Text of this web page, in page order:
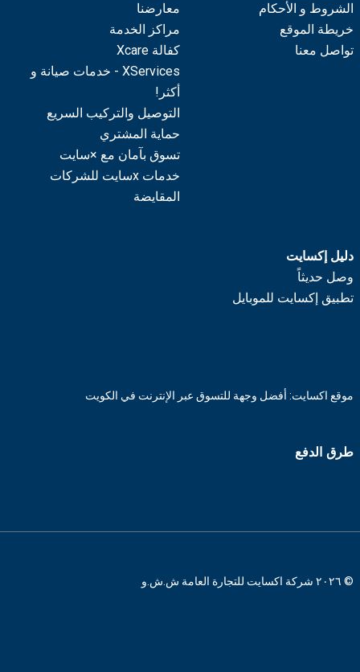
الشروط و الأحكام
خريطة الموقع
تواصل معنا
معارضنا
مراكز الخدمة
كفالة Xcare
XServices - خدمات صيانة و
أكثر!
التوصيل والتركيب السريع
حماية المشتري
تسوق بآمان مع ×سايت
خدمات xسايت للشركات
المقايضة
دليل إكسايت
وصل حديثاً
تطبيق إكسايت للموبايل
موقع اكسايت: أفضل وجهة للتسوق عبر الإنترنت في الكويت
طرق الدفع
© ٢٠٢٦ شركة اكسايت للتجارة العامة ش.ش.و